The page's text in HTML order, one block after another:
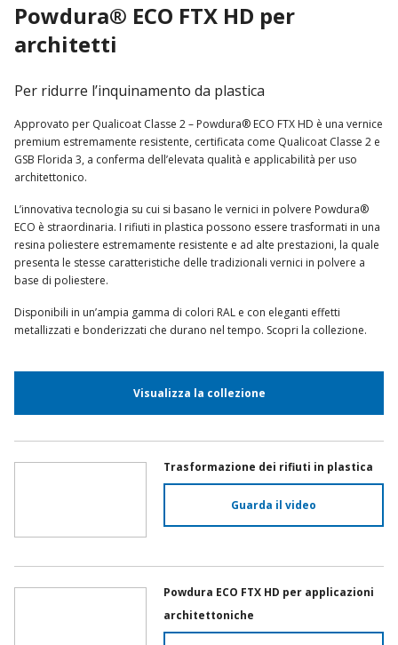
Powdura® ECO FTX HD per
architetti
Per ridurre l’inquinamento da plastica
Approvato per Qualicoat Classe 2 – Powdura® ECO FTX HD è una vernice
premium estremamente resistente, certificata come Qualicoat Classe 2 e
GSB Florida 3, a conferma dell’elevata qualità e applicabilità per uso
architettonico.
L’innovativa tecnologia su cui si basano le vernici in polvere Powdura®
ECO è straordinaria. I rifiuti in plastica possono essere trasformati in una
resina poliestere estremamente resistente e ad alte prestazioni, la quale
presenta le stesse caratteristiche delle tradizionali vernici in polvere a
base di poliestere.
Disponibili in un’ampia gamma di colori RAL e con eleganti effetti
metallizzati e bonderizzati che durano nel tempo. Scopri la collezione.
Visualizza la collezione
Trasformazione dei rifiuti in plastica
Guarda il video
Powdura ECO FTX HD per applicazioni
architettoniche